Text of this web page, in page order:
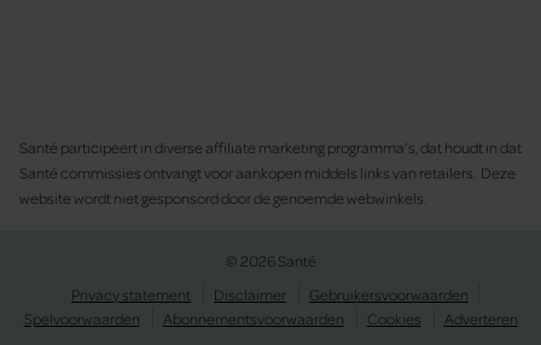
Santé participeert in diverse affiliate marketing programma’s, dat houdt in dat
Santé commissies ontvangt voor aankopen middels links van retailers. Deze
website wordt niet gesponsord door de genoemde webwinkels.
© 2026 Santé
Privacy statement
Disclaimer
Gebruikersvoorwaarden
Spelvoorwaarden
Abonnementsvoorwaarden Cookies
Adverteren